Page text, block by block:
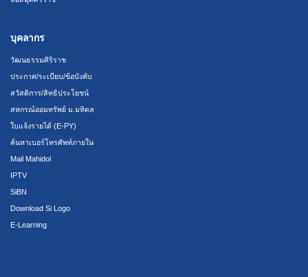
บุคลากร
วัฒนธรรมศิริราช
ประกาศ/ระเบียบ/ข้อบังคับ
สวัสดิการ/สิทธิประโยชน์
สหกรณ์ออมทรัพย์ ม.มหิดล
ใบแจ้งรายได้ (E-PY)
ค้นหาเบอร์โทรศัพท์ภายใน
Mail Mahidol
IPTV
SiBN
Download Si Logo
E-Learning